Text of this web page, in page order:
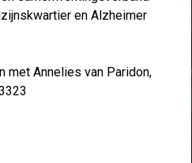
en Alzheimer
met Annelies van Paridon,